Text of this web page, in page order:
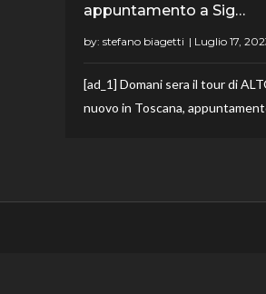
appuntamento a Sig…
by: stefano biagetti
[ad_1] Domani sera il tour di
nuovo in Toscana,